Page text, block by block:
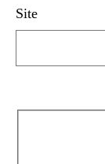
Site